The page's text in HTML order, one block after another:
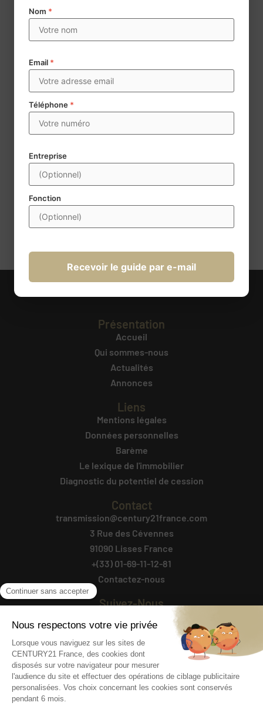
Envoyer
Century 21 collecte des données à caractère personnel aux
fins d’assurer la mise en vente et la négoce d’agences
immobilières. Les données mentionnées d’un * sont
obligatoires. Conformément à la règlementation, vous disposez
d’un droit d’accès, de rectification, de portabilité,
d’effacement, de limitation du traitement et d’opposition au
traitement. Ces droits peuvent être exercés à l’adresse
transmission@century21france.com. Pour plus d’information
Présentation
Accueil
Qui sommes-nous
Actualités
Annonces
Liens
Mentions légales
Données personnelles
Barème
Le lexique de l'immobilier
Diagnostic du potentiel de cession
Contact
transmission@century21france.com
3 Rue des Cévennes
91090 Lisses France
+(33) 01-69-11-12-81
Contactez-nous
Suivez-Nous
Nom *
Email *
Téléphone *
Entreprise
Fonction
Recevoir le guide par e-mail